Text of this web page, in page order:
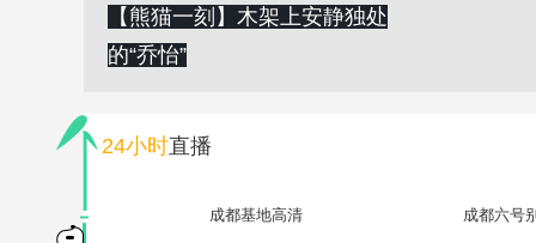
【熊猫一刻】木架上安静独处
的“乔怡”
24小时直播
成都基地高清 成都六号